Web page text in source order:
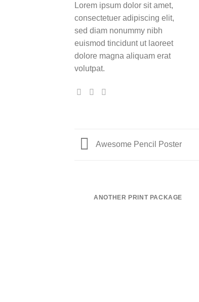
Lorem ipsum dolor sit amet,
consectetuer adipiscing elit,
sed diam nonummy nibh
euismod tincidunt ut laoreet
dolore magna aliquam erat
volutpat.
Awesome Pencil Poster
ANOTHER PRINT PACKAGE